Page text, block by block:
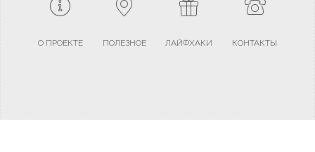
О ПРОЕКТЕ ПОЛЕЗНОЕ ЛАЙФХАКИ КОНТАКТЫ